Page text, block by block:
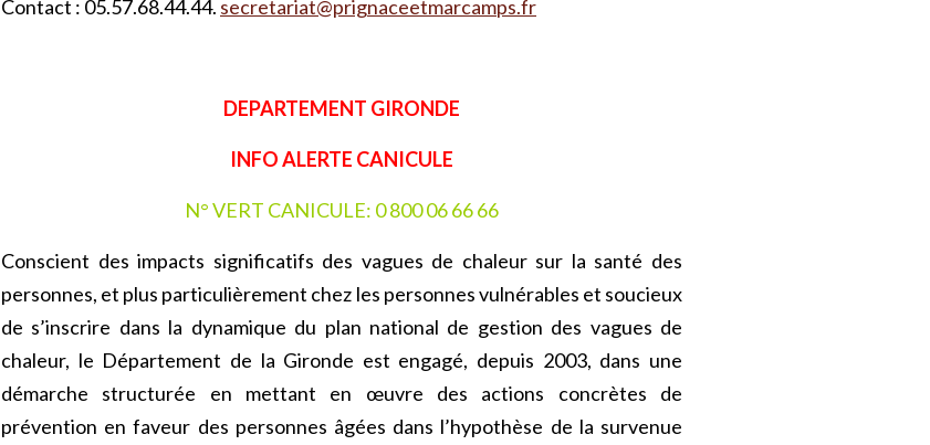
Contact : 05.57.68.44.44. secretariat@prignaceetmarcamps.fr
DEPARTEMENT GIRONDE
INFO ALERTE CANICULE
N° VERT CANICULE: 0 800 06 66 66
Conscient des impacts significatifs des vagues de chaleur sur la santé des
personnes, et plus particulièrement chez les personnes vulnérables et soucieux
de s’inscrire dans la dynamique du plan national de gestion des vagues de
chaleur, le Département de la Gironde est engagé, depuis 2003, dans une
démarche structurée en mettant en œuvre des actions concrètes de
prévention en faveur des personnes âgées dans l’hypothèse de la survenue